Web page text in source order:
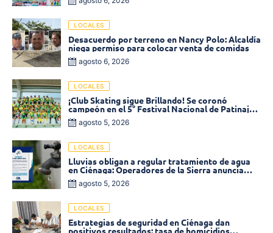
LOCALES
Desacuerdo por terreno en Nancy Polo: Alcaldía
niega permiso para colocar venta de comidas
agosto 6, 2026
LOCALES
¡Club Skating sigue Brillando! Se coronó
campeón en el 5° Festival Nacional de Patinaje
«Soledad sobre Ruedas»
agosto 5, 2026
LOCALES
Lluvias obligan a regular tratamiento de agua
en Ciénaga: Operadores de la Sierra anuncia
baja presión en varios sectores
agosto 5, 2026
LOCALES
Estrategias de seguridad en Ciénaga dan
positivos resultados: tasa de homicidios